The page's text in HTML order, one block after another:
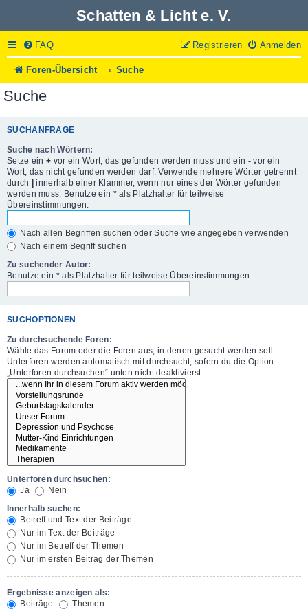
Schatten & Licht e. V.
FAQ Anmelden
Registrieren
Foren-Übersicht Suche
Suche
SUCHANFRAGE
Suche nach Wörtern:
Setze ein + vor ein Wort, das gefunden werden muss und ein -vor ein
Wort, das nicht gefunden werden darf. Verwende mehrere Wörter getrennt
durch | innerhalb einer Klammer, wenn nur eines der Wörter gefunden
werden muss. Benutze ein * als Platzhalter für teilweise
Übereinstimmungen.
Nach allen Begriffen suchen oder Suche wie angegeben verwenden
Nach einem Begriff suchen
Zu suchender Autor:
Benutze ein * als Platzhalter für teilweise Übereinstimmungen.
SUCHOPTIONEN
Zu durchsuchende Foren:
Wähle das Forum oder die Foren aus, in denen gesucht werden soll.
Unterforen werden automatisch mit durchsucht, sofern du die Option
„Unterforen durchsuchen“ unten nicht deaktivierst.
Unterforen durchsuchen:
Ja
Nein
Innerhalb suchen:
Betreff und Text der Beiträge
Nur im Text der Beiträge
Nur im Betreff der Themen
Nur im ersten Beitrag der Themen
Ergebnisse anzeigen als:
Beiträge
Themen